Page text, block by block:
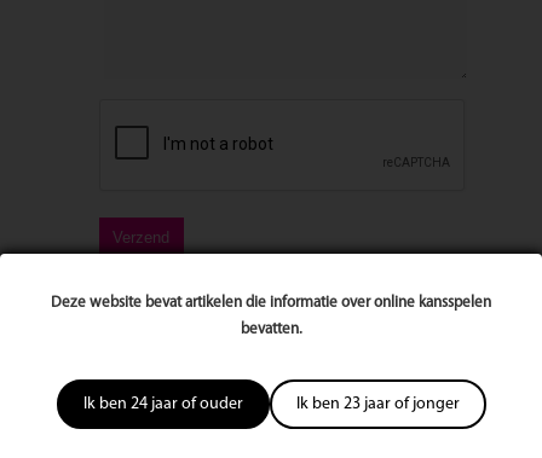
Deze website bevat artikelen die informatie over online kansspelen
bevatten.
Ik ben 24 jaar of ouder Ik ben 23 jaar of jonger
Meest bekeken dit kwartaal